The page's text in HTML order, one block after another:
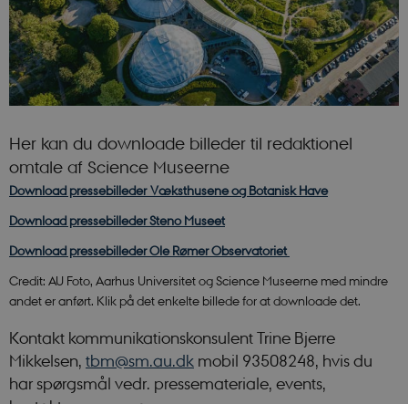
Her kan du downloade billeder til redaktionel
omtale af Science Museerne
Download pressebilleder Væksthusene og Botanisk Have
Download pressebilleder Steno Museet
Download pressebilleder Ole Rømer Observatoriet
Credit: AU Foto, Aarhus Universitet og Science Museerne med mindre
andet er anført. Klik på det enkelte billede for at downloade det.
Kontakt kommunikationskonsulent Trine Bjerre
Mikkelsen, tbm@sm.au.dk mobil 93508248, hvis du
har spørgsmål vedr. pressemateriale, events,